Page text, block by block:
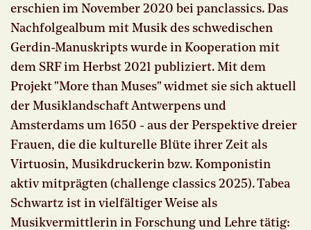
erschien im November 2020 bei panclassics. Das
Nachfolgealbum mit Musik des schwedischen
Gerdin-Manuskripts wurde in Kooperation mit
dem SRF im Herbst 2021 publiziert. Mit dem
Projekt "More than Muses" widmet sie sich aktuell
der Musiklandschaft Antwerpens und
Amsterdams um 1650 - aus der Perspektive dreier
Frauen, die die kulturelle Blüte ihrer Zeit als
Virtuosin, Musikdruckerin bzw. Komponistin
aktiv mitprägten (challenge classics 2025). Tabea
Schwartz ist in vielfältiger Weise als
Musikvermittlerin in Forschung und Lehre tätig: